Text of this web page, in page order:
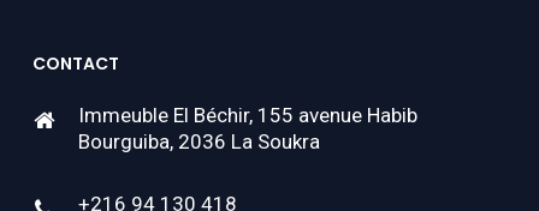
CONTACT
Immeuble El Béchir, 155 avenue Habib
Bourguiba, 2036 La Soukra
+216 94 130 418